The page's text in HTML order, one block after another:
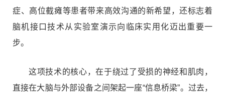
症、高位截瘫等患者带来高效沟通的新希望，还标志着
脑机接口技术从实验室演示向临床实用化迈出重要一
步。
这项技术的核心，在于绕过了受损的神经和肌肉，
直接在大脑与外部设备之间架起一座“信息桥梁”。过去，